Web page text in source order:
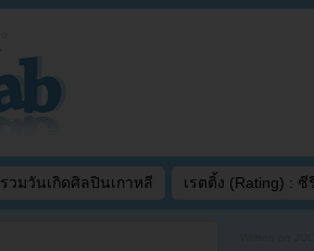
รวมวันเกิดศิลปินเกาหลี เรตติ้ง (Rating) : ซี